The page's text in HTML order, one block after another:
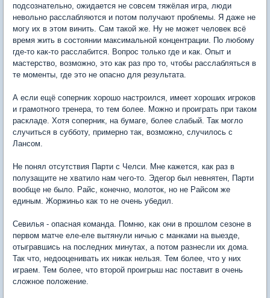
подсознательно, ожидается не совсем тяжёлая игра, люди
невольно расслабляются и потом получают проблемы. Я даже не
могу их в этом винить. Сам такой же. Ну не может человек всё
время жить в состоянии максимальной концентрации. По любому
где-то как-то расслабится. Вопрос только где и как. Опыт и
мастерство, возможно, это как раз про то, чтобы расслабляться в
те моменты, где это не опасно для результата.
А если ещё соперник хорошо настроился, имеет хороших игроков
и грамотного тренера, то тем более. Можно и проиграть при таком
раскладе. Хотя соперник, на бумаге, более слабый. Так могло
случиться в субботу, примерно так, возможно, случилось с
Лансом.
Не понял отсутствия Парти с Челси. Мне кажется, как раз в
полузащите не хватило нам чего-то. Эдегор был невнятен, Парти
вообще не было. Райс, конечно, молоток, но не Райсом же
единым. Жоржиньо как то не очень убедил.
Севилья - опасная команда. Помню, как они в прошлом сезоне в
первом матче еле-еле вытянули ничью с манками на выезде,
отыгравшись на последних минутах, а потом разнесли их дома.
Так что, недооценивать их никак нельзя. Тем более, что у них
играем. Тем более, что второй проигрыш нас поставит в очень
сложное положение.